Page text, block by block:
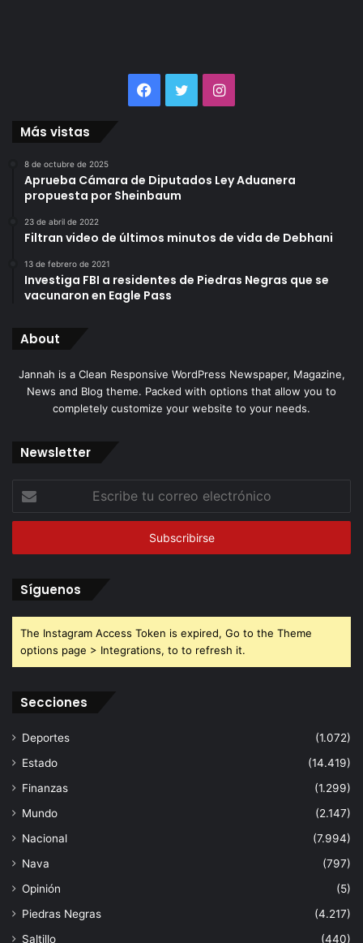
Facebook
TwitterInstagram
Más vistas
8 de octubre de 2025
Aprueba Cámara de Diputados Ley Aduanera
propuesta por Sheinbaum
23 de abril de 2022
Filtran video de últimos minutos de vida de Debhani
13 de febrero de 2021
Investiga FBI a residentes de Piedras Negras que se
vacunaron en Eagle Pass
About
Jannah is a Clean Responsive WordPress Newspaper, Magazine,
News and Blog theme. Packed with options that allow you to
completely customize your website to your needs.
Newsletter
correo
Síguenos
The Instagram Access Token is expired, Go to the Theme
options page > Integrations, to to refresh it.
Secciones
Deportes
(1.072)
Estado
(14.419)
Finanzas
(1.299)
Mundo
(2.147)
Nacional
(7.994)
Nava
(797)
Opinión
(5)
Piedras Negras
(4.217)
Saltillo
(440)